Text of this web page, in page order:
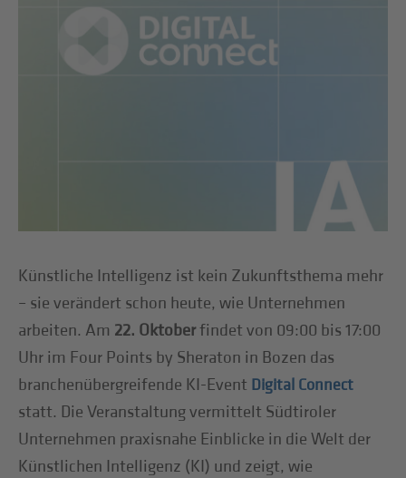
Künstliche Intelligenz ist kein Zukunftsthema mehr
– sie verändert schon heute, wie Unternehmen
arbeiten. Am 22. Oktoberfindet von 09:00 bis 17:00
Uhr im Four Points by Sheraton in Bozen das
branchenübergreifende KI-Event Digital Connect
statt. Die Veranstaltung vermittelt Südtiroler
Unternehmen praxisnahe Einblicke in die Welt der
Künstlichen Intelligenz (KI) und zeigt, wie